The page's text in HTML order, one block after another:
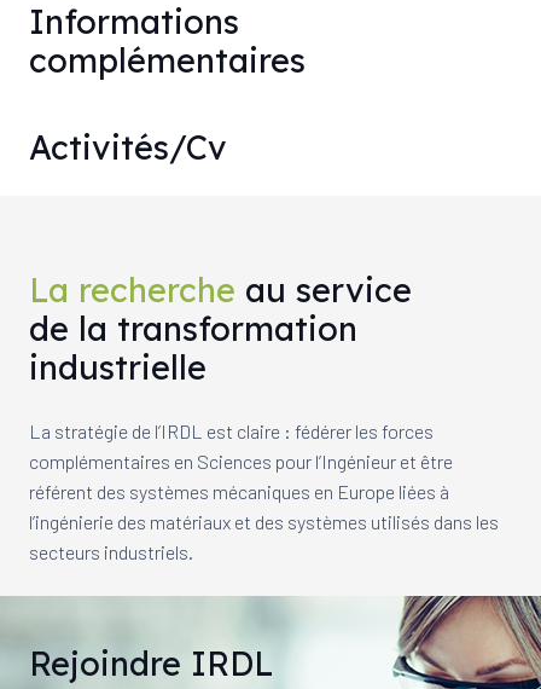
Informations
complémentaires
Activités/Cv
La recherche au service
de la transformation
industrielle
La stratégie de l’IRDL est claire : fédérer les forces
complémentaires en Sciences pour l’Ingénieur et être
référent des systèmes mécaniques en Europe liées à
l’ingénierie des matériaux et des systèmes utilisés dans les
secteurs industriels.
Rejoindre IRDL